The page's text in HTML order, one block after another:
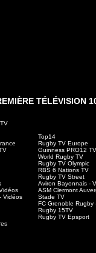
TÉLÉVISION
Vidéos
Top14
Rugby TV Europe
Guinness PRO12 TV
World Rugby TV
Rugby TV Olympic
RBS 6 Nations TV
Rugby TV Street
Aviron Bayonnais -
ASM Clermont
Stade TV
FC Grenoble Rugby
Rugby 15TV
Rugby TV Epsport